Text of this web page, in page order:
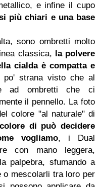
e infine il cupo
più chiari e una base
sono ombretti molto
classica, la polvere
cialda è compatta e
strana visto che al
ad ombretti che ci
il pennello. La foto
colore "al naturale" di
di può decidere
vogliamo, i Dual
con mano leggera,
palpebra, sfumando a
o mescolarli tra loro per